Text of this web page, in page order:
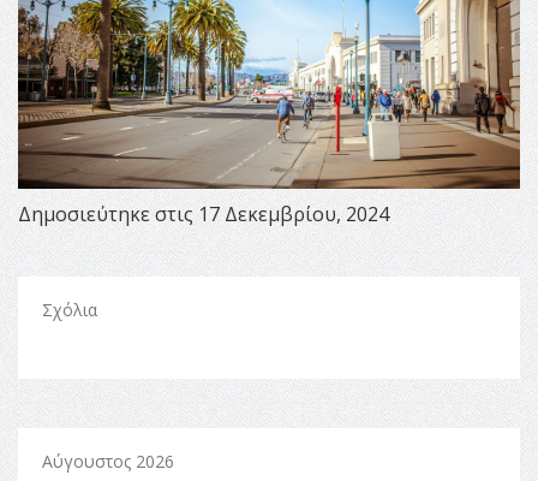
Δημοσιεύτηκε στις 17 Δεκεμβρίου, 2024
Σχόλια
Αύγουστος 2026